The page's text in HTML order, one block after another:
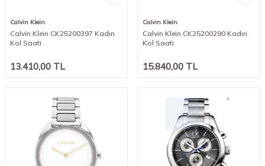
Calvin Klein
Calvin Klein CK25200397 Kadın
Kol Saati
13.410,00 TL
Calvin Klein
Calvin Klein CK25200290 Kadın
Kol Saati
15.840,00 TL